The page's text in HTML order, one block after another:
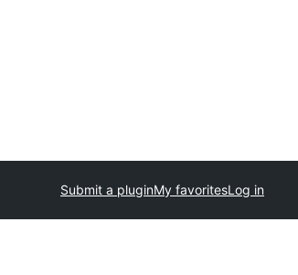
Submit a pluginMy favoritesLog in